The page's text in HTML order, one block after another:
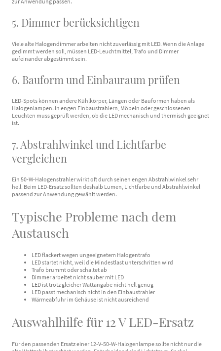
5. Dimmer berücksichtigen
Viele alte Halogendimmer arbeiten nicht zuverlässig mit LED. Wenn die Anlage
gedimmt werden soll, müssen LED-Leuchtmittel, Trafo und Dimmer
aufeinander abgestimmt sein.
6. Bauform und Einbauraum prüfen
LED-Spots können andere Kühlkörper, Längen oder Bauformen haben als
Halogenlampen. In engen Einbaustrahlern, Möbeln oder geschlossenen
Leuchten muss geprüft werden, ob die LED mechanisch und thermisch geeignet
ist.
7. Abstrahlwinkel und Lichtfarbe
vergleichen
Ein 50-W-Halogenstrahler wirkt oft durch seinen engen Abstrahlwinkel sehr
hell. Beim LED-Ersatz sollten deshalb Lumen, Lichtfarbe und Abstrahlwinkel
passend zur Anwendung gewählt werden.
Typische Probleme nach dem
Austausch
LED flackert wegen ungeeignetem Halogentrafo
LED startet nicht, weil die Mindestlast unterschritten wird
Trafo brummt oder schaltet ab
Dimmer arbeitet nicht sauber mit LED
LED ist trotz gleicher Wattangabe nicht hell genug
LED passt mechanisch nicht in den Einbaustrahler
Wärmeabfuhr im Gehäuse ist nicht ausreichend
Auswahlhilfe für 12 V LED-Ersatz
Für den passenden Ersatz einer 12-V-50-W-Halogenlampe sollte nicht nur die